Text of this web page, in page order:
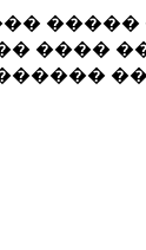
����